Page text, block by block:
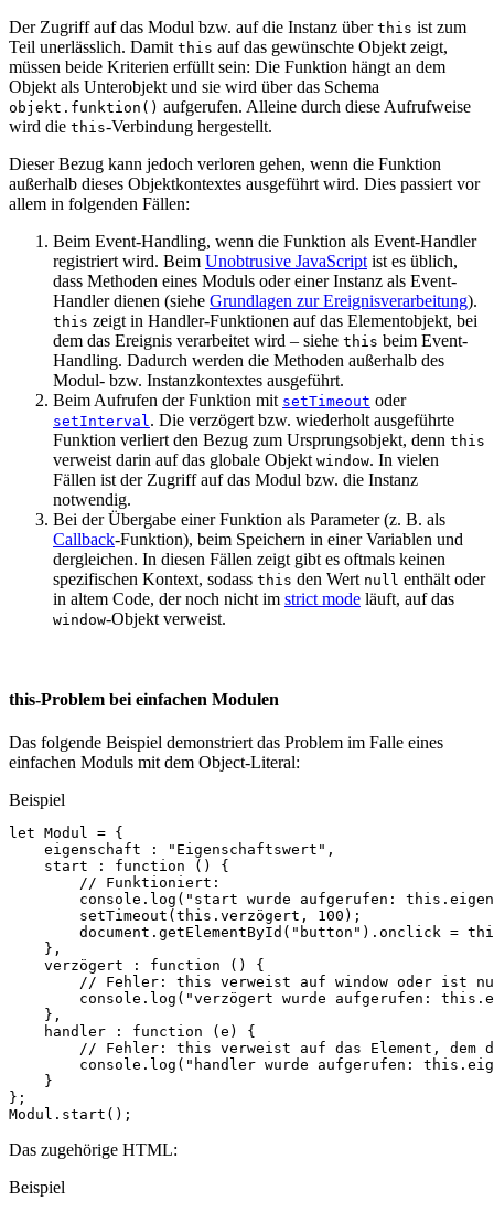
Der Zugriff auf das Modul bzw. auf die Instanz über this ist zum
Teil unerlässlich. Damit this auf das gewünschte Objekt zeigt,
müssen beide Kriterien erfüllt sein: Die Funktion hängt an dem
Objekt als Unterobjekt und sie wird über das Schema
objekt.funktion() aufgerufen. Alleine durch diese Aufrufweise
wird die this-Verbindung hergestellt.
Dieser Bezug kann jedoch verloren gehen, wenn die Funktion
außerhalb dieses Objektkontextes ausgeführt wird. Dies passiert vor
allem in folgenden Fällen:
Beim Event-Handling, wenn die Funktion als Event-Handler
registriert wird. Beim Unobtrusive JavaScript ist es üblich,
dass Methoden eines Moduls oder einer Instanz als Event-
Handler dienen (siehe Grundlagen zur Ereignisverarbeitung).
this zeigt in Handler-Funktionen auf das Elementobjekt, bei
dem das Ereignis verarbeitet wird – siehe this beim Event-
Handling. Dadurch werden die Methoden außerhalb des
Modul- bzw. Instanzkontextes ausgeführt.
Beim Aufrufen der Funktion mit setTimeout oder
setInterval . Die verzögert bzw. wiederholt ausgeführte
Funktion verliert den Bezug zum Ursprungsobjekt, denn this
verweist darin auf das globale Objekt window. In vielen
Fällen ist der Zugriff auf das Modul bzw. die Instanz
notwendig.
Bei der Übergabe einer Funktion als Parameter (z. B. als
Callback-Funktion), beim Speichern in einer Variablen und
dergleichen. In diesen Fällen zeigt gibt es oftmals keinen
spezifischen Kontext, sodass this den Wert null enthält oder
in altem Code, der noch nicht im strict mode läuft, auf das
window-Objekt verweist.
this-Problem bei einfachen Modulen
Das folgende Beispiel demonstriert das Problem im Falle eines
einfachen Moduls mit dem Object-Literal:
Beispiel
let Modul = {
eigenschaft
: "Eigenschaftswert" ,
start
: function ()
{
// Funktioniert:
console . log ( "start wurde aufgerufen:
setTimeout ( this . verzögert , 100 );
document . getElementById ( "button" ). onclick =
},
verzögert
: function ()
{
// Fehler: this verweist auf window oder ist
console . log ( "verzögert wurde aufgerufen:
},
handler
: function ( e )
{
// Fehler: this verweist auf das Element, dem
console . log ( "handler wurde aufgerufen:
}
};
Modul . start ();
Das zugehörige HTML:
Beispiel